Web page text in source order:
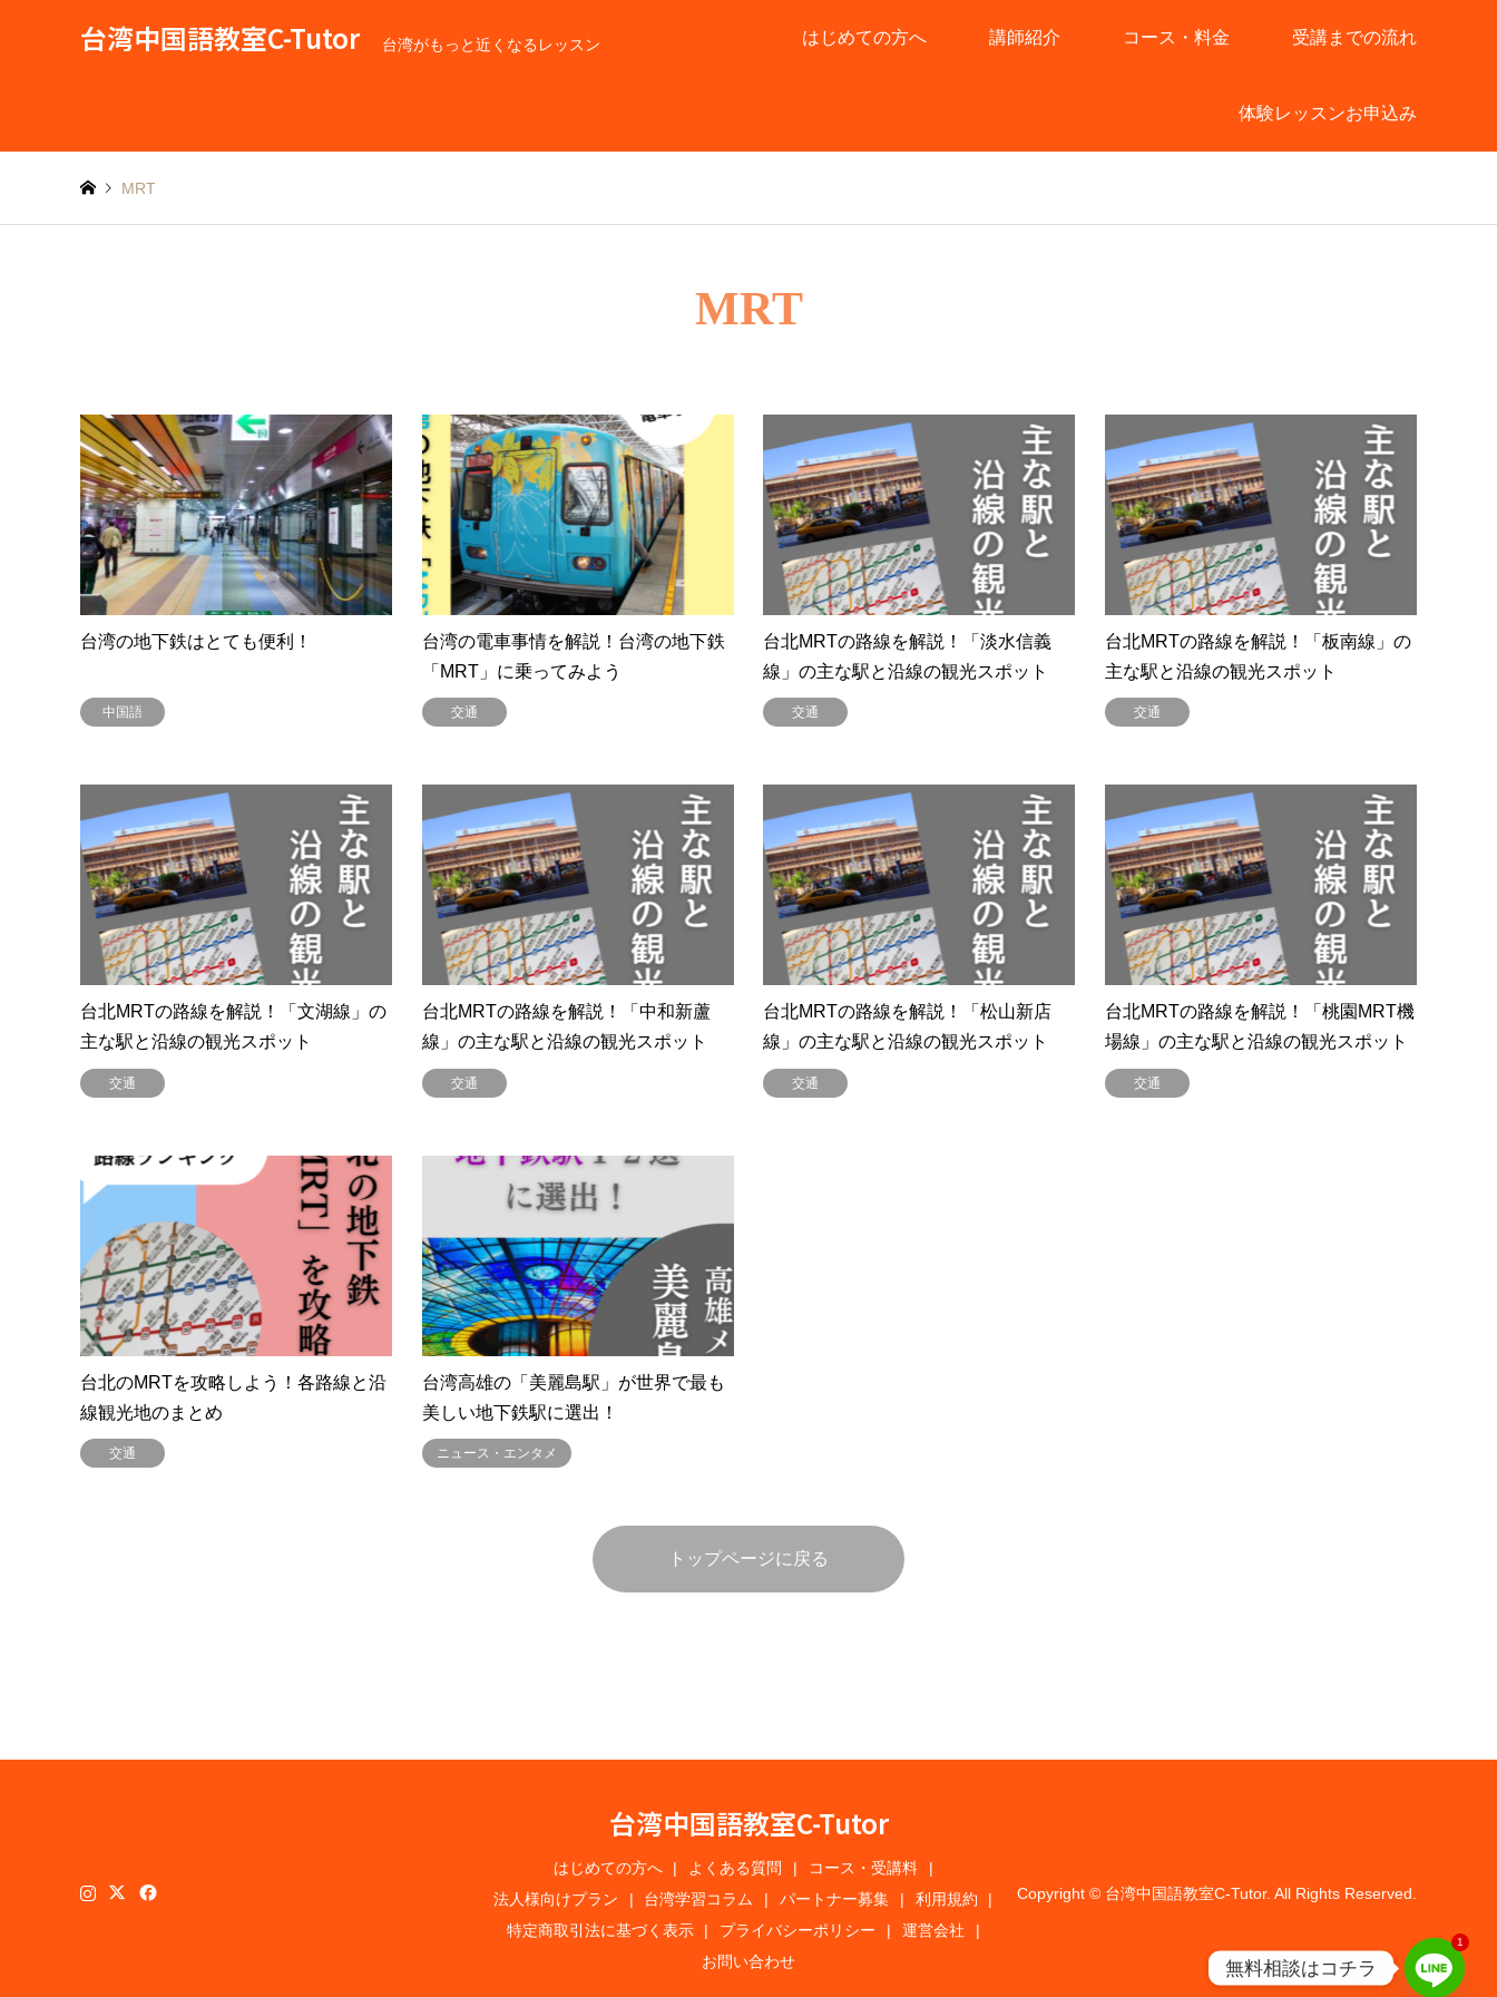
台湾中国語教室C-Tutor 台湾がもっと近くなるレッスン はじめての方へ 講師紹介 コース・料金 受講までの流れ
体験レッスンお申込み
MRT
MRT
台湾の地下鉄はとても便利！
中国語
台湾の電車事情を解説！台湾の地下鉄
「MRT」に乗ってみよう
交通
台北MRTの路線を解説！「淡水信義
線」の主な駅と沿線の観光スポット
交通
台北MRTの路線を解説！「板南線」の
主な駅と沿線の観光スポット
交通
台北MRTの路線を解説！「文湖線」の
主な駅と沿線の観光スポット
交通
台北MRTの路線を解説！「中和新蘆
線」の主な駅と沿線の観光スポット
交通
台北MRTの路線を解説！「松山新店
線」の主な駅と沿線の観光スポット
交通
台北MRTの路線を解説！「桃園MRT機
場線」の主な駅と沿線の観光スポット
交通
台北のMRTを攻略しよう！各路線と沿
線観光地のまとめ
交通
台湾高雄の「美麗島駅」が世界で最も
美しい地下鉄駅に選出！
ニュース・エンタメ
トップページに戻る
台湾中国語教室C-Tutor
はじめての方へ よくある質問
コース・受講料
法人様向けプラン
台湾学習コラム パートナー募集
利用規約
特定商取引法に基づく表示
プライバシーポリシー
運営会社
お問い合わせ
Copyright © 台湾中国語教室C-Tutor. All Rights Reserved.
1
無料相談はコチラ